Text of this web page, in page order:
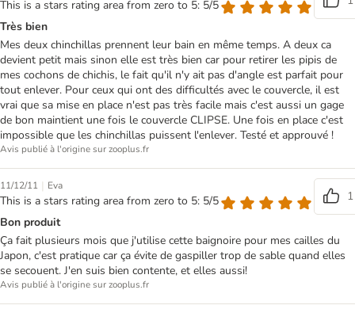
This is a stars rating area from zero to 5: 5/5
Très bien
Mes deux chinchillas prennent leur bain en même temps. A deux ca
devient petit mais sinon elle est très bien car pour retirer les pipis de
mes cochons de chichis, le fait qu'il n'y ait pas d'angle est parfait pour
tout enlever. Pour ceux qui ont des difficultés avec le couvercle, il est
vrai que sa mise en place n'est pas très facile mais c'est aussi un gage
de bon maintient une fois le couvercle CLIPSE. Une fois en place c'est
impossible que les chinchillas puissent l'enlever. Testé et approuvé !
Avis publié à l'origine sur zooplus.fr
11/12/11 | Eva
This is a stars rating area from zero to 5: 5/5
1
Bon produit
Ça fait plusieurs mois que j'utilise cette baignoire pour mes cailles du
Japon, c'est pratique car ça évite de gaspiller trop de sable quand elles
se secouent. J'en suis bien contente, et elles aussi!
Avis publié à l'origine sur zooplus.fr